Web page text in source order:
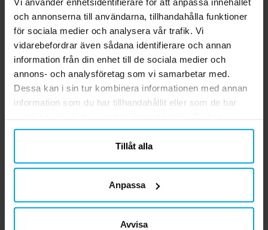
och annonserna till användarna, tillhandahålla funktioner
för sociala medier och analysera vår trafik. Vi
vidarebefordrar även sådana identifierare och annan
information från din enhet till de sociala medier och
annons- och analysföretag som vi samarbetar med.
Dessa kan i sin tur kombinera informationen med annan
information som du har tillhandahållit eller som de har
närsomhelst ändra ditt samtycke.
Tillåt alla
Anpassa
Avvisa
gafflar och 6 skedar ✔️ Återanvändbara och
tål maskindisk
KÖP
Relaterade produkter
Rosa kalastutor 6-pack